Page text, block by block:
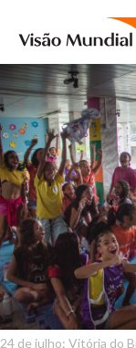
24 de julho: Vitória do